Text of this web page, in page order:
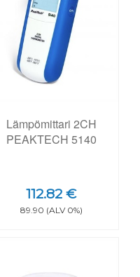
Lämpömittari 2CH
PEAKTECH 5140
112.82 €
89.90 (ALV 0%)